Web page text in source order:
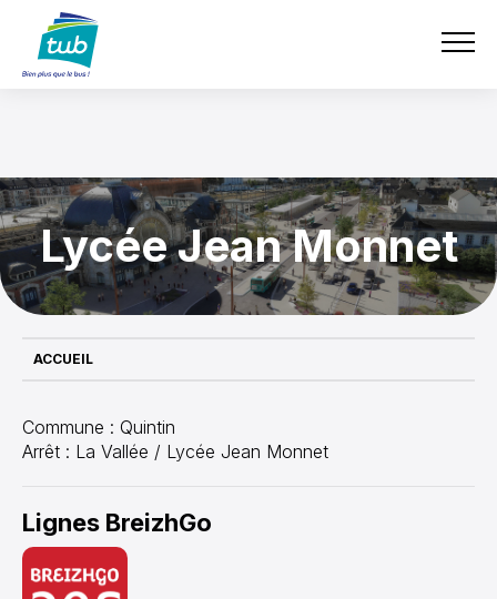
contenu
TUB
e-boutique
Lycée Jean Monnet
ACCUEIL
Commune : Quintin
Arrêt : La Vallée / Lycée Jean Monnet
Lignes BreizhGo